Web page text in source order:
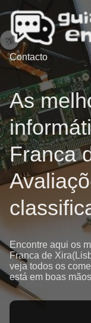
Contacto
As
Franca
Encontre aqui os
Franca de
veja todos os
está em boas